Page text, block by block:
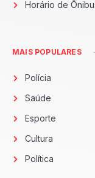
Horário de
MAIS POPULARES
Polícia
Saúde
Esporte
Cultura
Política